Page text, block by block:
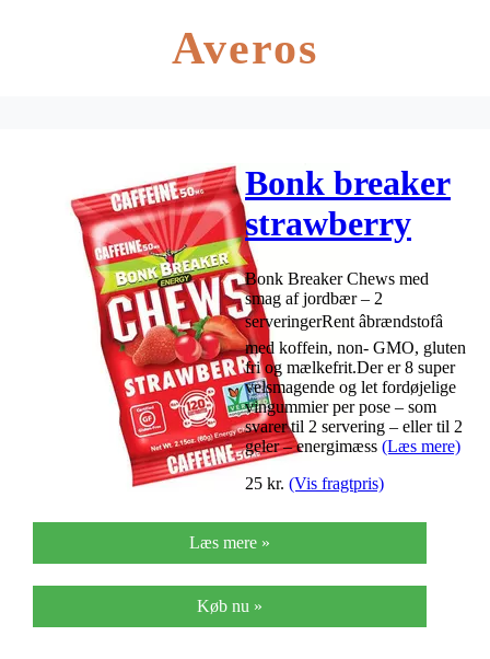
Averos
Bonk breaker
strawberry
chews – 2
serveringer
Bonk Breaker Chews med
smag af jordbær – 2
serveringerRent âbrændstofâ
med koffein, non- GMO, gluten
fri og mælkefrit.Der er 8 super
velsmagende og let fordøjelige
vingummier per pose – som
svarer til 2 servering – eller til 2
geler – energimæss (Læs mere)
25 kr. (Vis fragtpris)
Læs mere »
Køb nu »